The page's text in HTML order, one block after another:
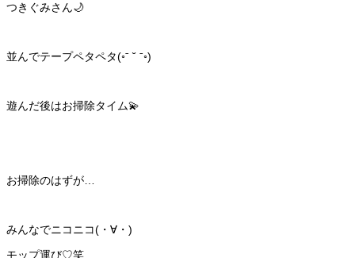
つきぐみさん🌙
並んでテープペタペタ(◦ˉ ˘ ˉ◦)
遊んだ後はお掃除タイム💫
お掃除のはずが…
みんなでニコニコ(・∀・)
モップ運び♡笑